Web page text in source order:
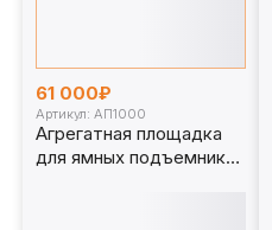
61 000₽
Артикул: АП1000
Агрегатная площадка
для ямных подъемников